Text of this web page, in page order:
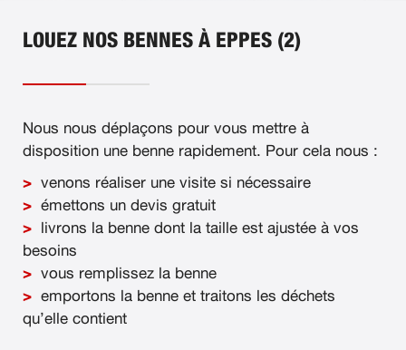
LOUEZ NOS BENNES À EPPES (2)
Nous nous déplaçons pour vous mettre à
disposition une benne rapidement. Pour cela nous :
venons réaliser une visite si nécessaire
émettons un devis gratuit
livrons la benne dont la taille est ajustée à vos
besoins
vous remplissez la benne
emportons la benne et traitons les déchets
qu’elle contient